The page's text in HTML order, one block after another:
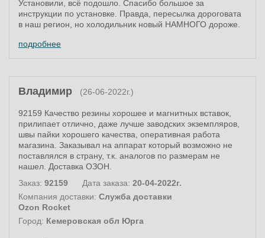
Установили, всë подошло. Спасибо большое за
инструкции по установке. Правда, пересылка дороговата
в наш регион, но холодильник новый НАМНОГО дороже.
подробнее
Владимир (26-06-2022г.)
92159 Качество резины хорошее и магнитных вставок,
прилипает отлично, даже лучше заводских экземпляров,
швы пайки хорошего качества, оперативная работа
магазина. Заказывал на аппарат который возможно не
поставлялся в страну, т.к. аналогов по размерам не
нашел. Доставка ОЗОН.
Заказ: 92159 Дата заказа: 20-04-2022г.
Компания доставки: Служба доставки
Ozon Rocket
Город: Кемеровская обл Юрга